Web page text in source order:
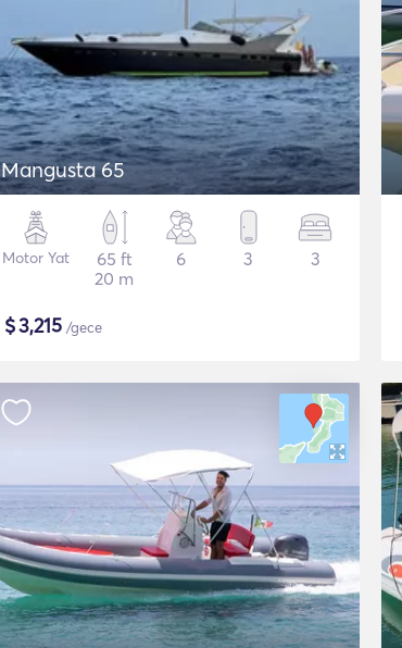
Mangusta 65
Motor Yat
65 ft
20 m
6 3 3
$3,215 /gece